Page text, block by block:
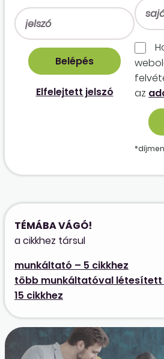
Elfelejtett jelszó
az
TÉMÁBA VÁGÓ!
a cikkhez társul
munkáltató – 5 cikkhez
több munkáltatóval létesített
15 cikkhez